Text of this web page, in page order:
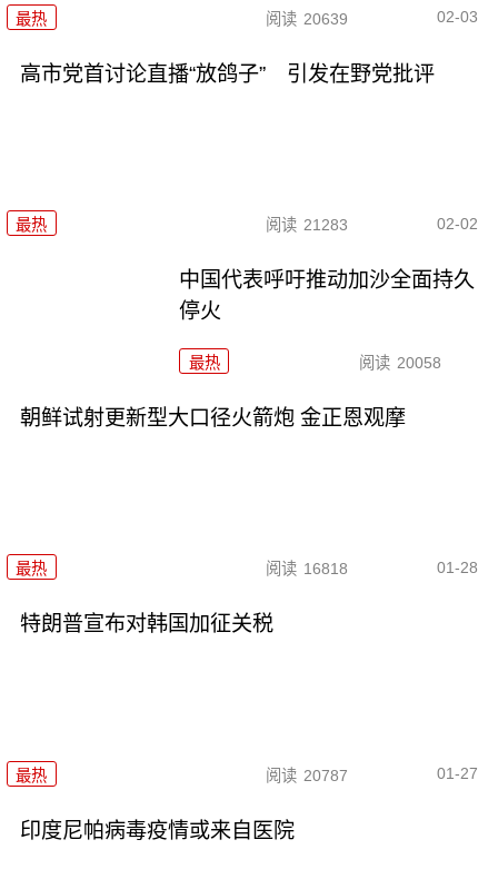
最热 阅读 20639 02-03
高市党首讨论直播“放鸽子” 引发在野党批评
最热 阅读 21283 02-02
中国代表呼吁推动加沙全面持久
停火
最热 阅读 20058
朝鲜试射更新型大口径火箭炮 金正恩观摩
最热 阅读 16818 01-28
特朗普宣布对韩国加征关税
最热 阅读 20787 01-27
印度尼帕病毒疫情或来自医院